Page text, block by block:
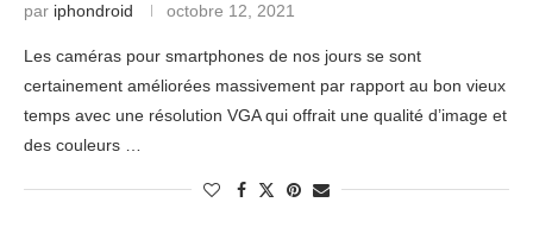
par iphondroid octobre 12, 2021
Les caméras pour smartphones de nos jours se sont
certainement améliorées massivement par rapport au bon vieux
temps avec une résolution VGA qui offrait une qualité d’image et
des couleurs …